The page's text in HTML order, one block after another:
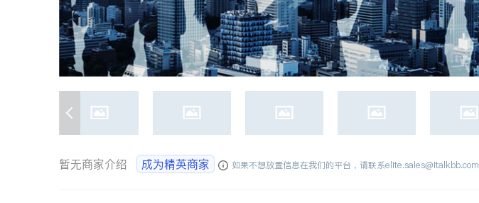
暂无商家介绍 成为精英商家 如果不想放置信息在我们的平台，请联系elite.sales@italkbb.com